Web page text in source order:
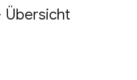
Übersicht